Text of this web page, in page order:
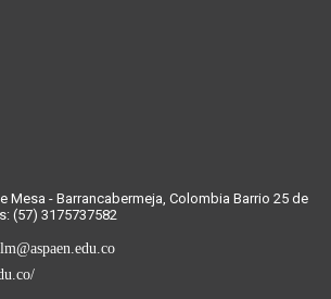
Mesa - Barrancabermeja, Colombia Barrio 25 de
(57) 3175737582